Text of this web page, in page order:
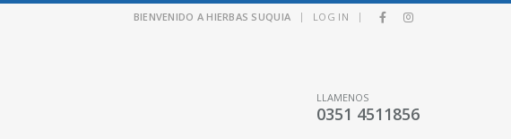
BIENVENIDO A HIERBAS SUQUIA | LOG IN |
LLAMENOS
0351 4511856